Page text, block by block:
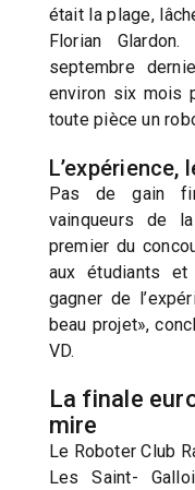
était la plage,
Florian
septembre
environ six mois
toute pièce un
L’expérience,
Pas de gain
vainqueurs de
premier du
aux étudiants
gagner de
beau projet»,
VD.
La finale
mire
Le Roboter Club
Les Saint-